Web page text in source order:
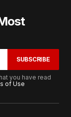
SUBSCRIBE
you have read
of Use